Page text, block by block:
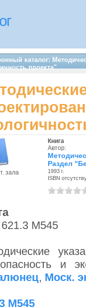
каталог:
проекта"
зала
Книга
Автор:
Раздел
1993 г.
ISBN
М545
и
, Моск.
М545